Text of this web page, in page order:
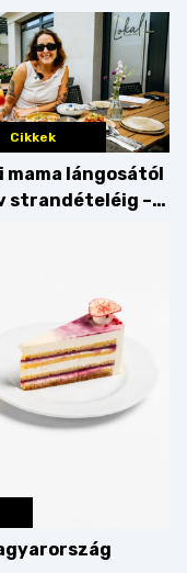
Cikkek
mama lángosától
strandételéig –